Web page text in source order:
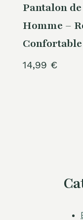
Pantalon
Homme –
Confortable
14,99 €